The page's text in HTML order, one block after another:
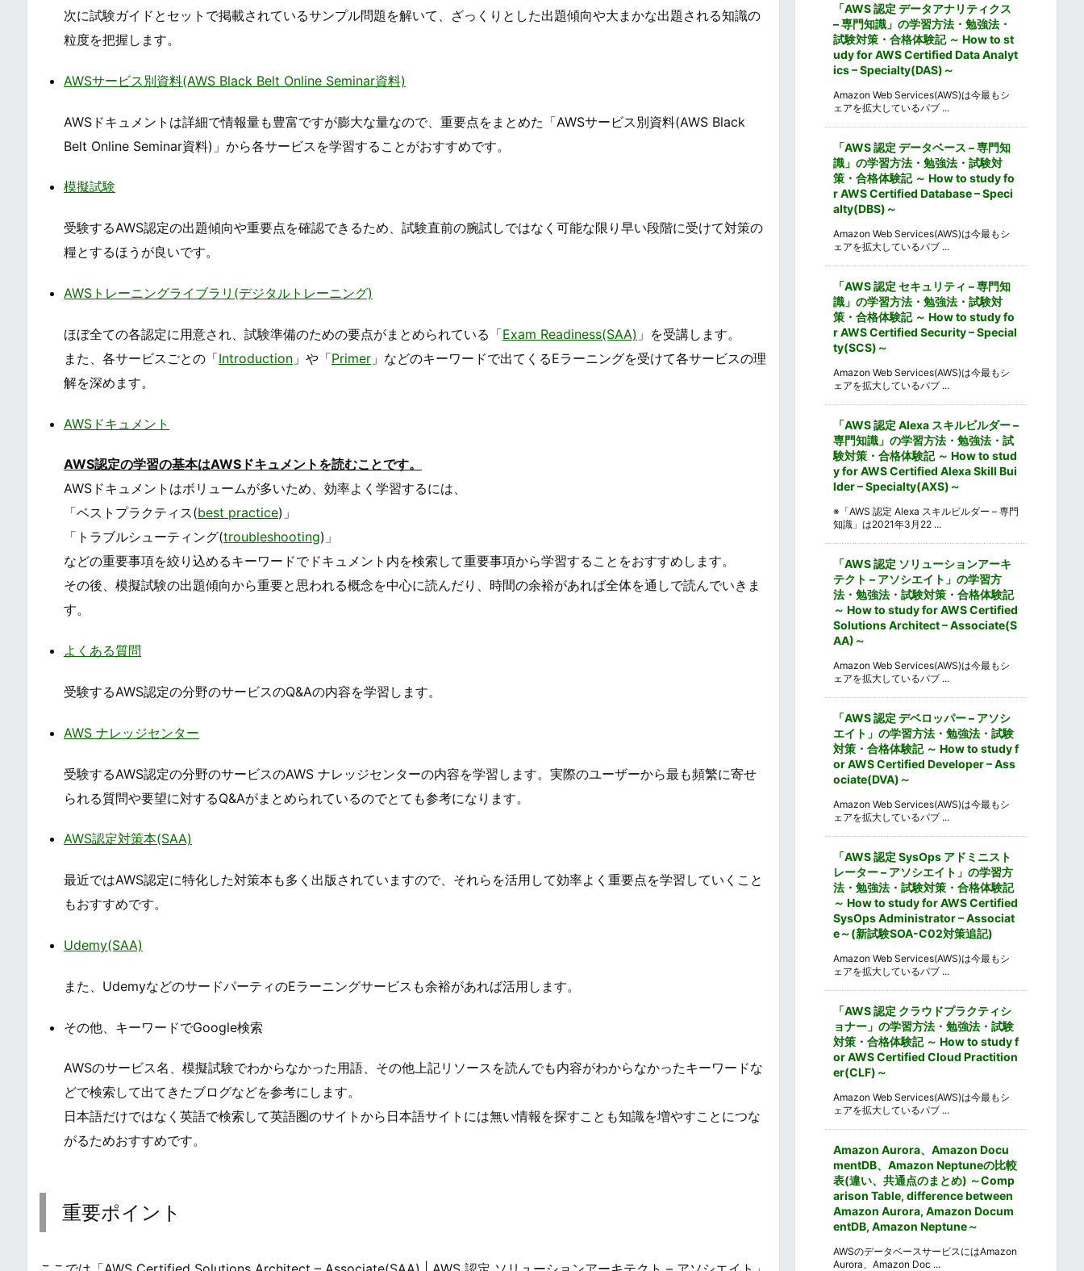
次に試験ガイドとセットで掲載されているサンプル問題を解いて、ざっくりとした出題傾向や大まかな出題される知識の
粒度を把握します。
AWSサービス別資料(AWS Black Belt Online Seminar資料)
AWSドキュメントは詳細で情報量も豊富ですが膨大な量なので、重要点をまとめた「AWSサービス別資料(AWS Black
Belt Online Seminar資料)」から各サービスを学習することがおすすめです。
模擬試験
受験するAWS認定の出題傾向や重要点を確認できるため、試験直前の腕試しではなく可能な限り早い段階に受けて対策の
糧とするほうが良いです。
AWSトレーニングライブラリ(デジタルトレーニング)
ほぼ全ての各認定に用意され、試験準備のための要点がまとめられている「Exam Readiness(SAA) 」を受講します。
また、各サービスごとの「Introduction 」や「Primer 」などのキーワードで出てくるEラーニングを受けて各サービスの理
解を深めます。
AWSドキュメント
AWS認定の学習の基本はAWSドキュメントを読むことです。
AWSドキュメントはボリュームが多いため、効率よく学習するには、
「ベストプラクティス(best practice)」
「トラブルシューティング(troubleshooting)」
などの重要事項を絞り込めるキーワードでドキュメント内を検索して重要事項から学習することをおすすめします。
その後、模擬試験の出題傾向から重要と思われる概念を中心に読んだり、時間の余裕があれば全体を通しで読んでいきま
す。
よくある質問
受験するAWS認定の分野のサービスのQ&Aの内容を学習します。
AWS ナレッジセンター
受験するAWS認定の分野のサービスのAWS ナレッジセンターの内容を学習します。実際のユーザーから最も頻繁に寄せ
られる質問や要望に対するQ&Aがまとめられているのでとても参考になります。
AWS認定対策本(SAA)
最近ではAWS認定に特化した対策本も多く出版されていますので、それらを活用して効率よく重要点を学習していくこと
もおすすめです。
Udemy(SAA)
また、UdemyなどのサードパーティのEラーニングサービスも余裕があれば活用します。
その他、キーワードでGoogle検索
AWSのサービス名、模擬試験でわからなかった用語、その他上記リソースを読んでも内容がわからなかったキーワードな
どで検索して出てきたブログなどを参考にします。
日本語だけではなく英語で検索して英語圏のサイトから日本語サイトには無い情報を探すことも知識を増やすことにつな
がるためおすすめです。
重要ポイント
「AWS 認定 データアナリティクス
– 専門知識」の学習方法・勉強法・
試験対策・合格体験記 ～ How to st
udy for AWS Certified Data Analyt
ics – Specialty(DAS)～
Amazon Web Services(AWS)は今最もシ
ェアを拡大しているパブ ...
「AWS 認定 データベース – 専門知
識」の学習方法・勉強法・試験対
策・合格体験記 ～ How to study fo
r AWS Certified Database – Speci
alty(DBS)～
Amazon Web Services(AWS)は今最もシ
ェアを拡大しているパブ ...
「AWS 認定 セキュリティ – 専門知
識」の学習方法・勉強法・試験対
策・合格体験記 ～ How to study fo
r AWS Certified Security – Special
ty(SCS)～
Amazon Web Services(AWS)は今最もシ
ェアを拡大しているパブ ...
「AWS 認定 Alexa スキルビルダー –
専門知識」の学習方法・勉強法・試
験対策・合格体験記 ～ How to stud
y for AWS Certified Alexa Skill Bui
lder – Specialty(AXS)～
※「AWS 認定 Alexa スキルビルダー – 専門
知識」は2021年3月22 ...
「AWS 認定 ソリューションアーキ
テクト – アソシエイト」の学習方
法・勉強法・試験対策・合格体験記
～ How to study for AWS Certified
Solutions Architect – Associate(S
AA)～
Amazon Web Services(AWS)は今最もシ
ェアを拡大しているパブ ...
「AWS 認定 デベロッパー – アソシ
エイト」の学習方法・勉強法・試験
対策・合格体験記 ～ How to study f
or AWS Certified Developer – Ass
ociate(DVA)～
Amazon Web Services(AWS)は今最もシ
ェアを拡大しているパブ ...
「AWS 認定 SysOps アドミニスト
レーター – アソシエイト」の学習方
法・勉強法・試験対策・合格体験記
～ How to study for AWS Certified
SysOps Administrator – Associat
e～(新試験SOA-C02対策追記)
Amazon Web Services(AWS)は今最もシ
ェアを拡大しているパブ ...
「AWS 認定 クラウドプラクティシ
ョナー」の学習方法・勉強法・試験
対策・合格体験記 ～ How to study f
or AWS Certified Cloud Practition
er(CLF)～
Amazon Web Services(AWS)は今最もシ
ェアを拡大しているパブ ...
Amazon Aurora、Amazon Docu
mentDB、Amazon Neptuneの比較
表(違い、共通点のまとめ) ～Comp
arison Table, difference between
Amazon Aurora, Amazon Docum
entDB, Amazon Neptune～
AWSのデータベースサービスにはAmazon
Aurora、Amazon Doc ...